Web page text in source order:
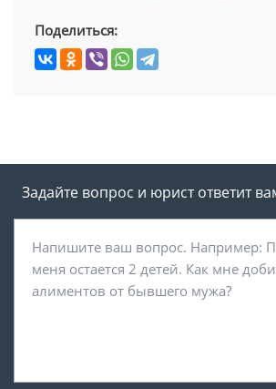
Поделиться:
Задайте вопрос и юрист ответит